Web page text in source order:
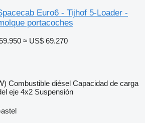
Euro6 - Tijhof 5-Loader -
portacoches
≈ US$ 69.270
Combustible diésel Capacidad de carga
eje 4x2 Suspensión